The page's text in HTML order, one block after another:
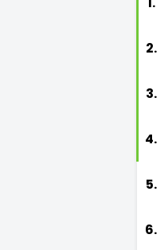
2.
3.
4.
5.
6.